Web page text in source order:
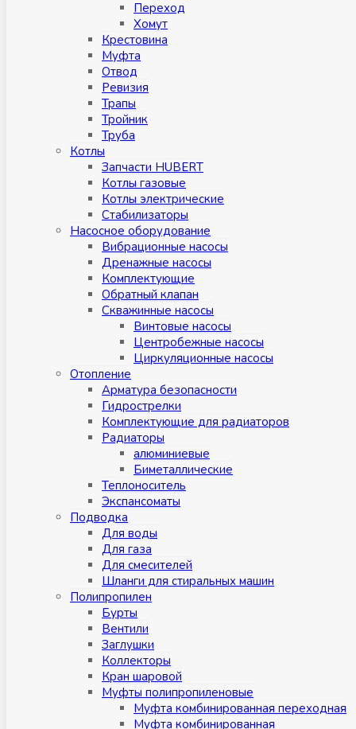
Переход
Хомут
Крестовина
Муфтa
Отвод
Ревизия
Трапы
Тройник
Труба
Котлы
Запчасти HUBERT
Котлы газовые
Котлы электрические
Стабилизаторы
Насосное оборудование
Вибрационные насосы
Дренажные насосы
Комплектующие
Обратный клапан
Скважинные насосы
Винтовые насосы
Центробежные насосы
Циркуляционные насосы
Отопление
Арматура безопасности
Гидрострелки
Комплектующие для радиаторов
Радиаторы
алюминиевые
Биметаллические
Теплоноситель
Экспансоматы
Подводка
Для воды
Для газа
Для смесителей
Шланги для стиральных машин
Полипропилен
Бурты
Вентили
Заглушки
Коллекторы
Кран шаровой
Муфты полипропиленовые
Муфта комбинированная переходная
Муфта комбинированная